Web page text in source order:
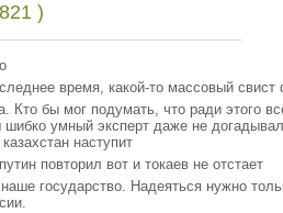
)
время, какой-то массовый свист
бы мог подумать, что ради этого
умный эксперт даже не
наступит
повторил вот и токаев не отстает
государство. Надеяться нужно